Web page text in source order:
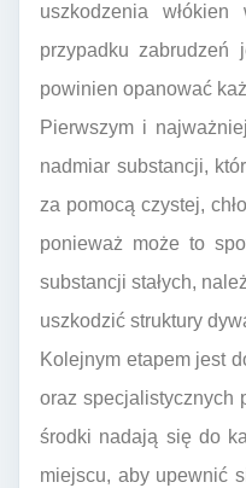
uszkodzenia
przypadku zabrudzeń
powinien opanować
Pierwszym i
nadmiar substancji,
za pomocą czystej,
ponieważ może to
substancji stałych,
uszkodzić struktury
Kolejnym etapem jest
oraz specjalistycznych
środki nadają się do
miejscu, aby upewnić